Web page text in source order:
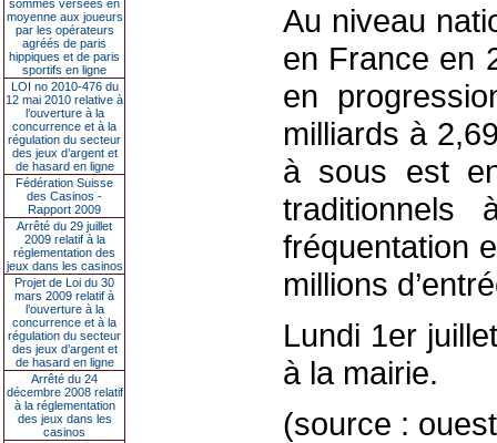
sommes versées en
moyenne aux joueurs
par les opérateurs
agréés de paris
hippiques et de paris
sportifs en ligne
LOI no 2010-476 du
12 mai 2010 relative à
l’ouverture à la
concurrence et à la
régulation du secteur
des jeux d’argent et
de hasard en ligne
Fédération Suisse
des Casinos -
Rapport 2009
Arrêté du 29 juillet
2009 relatif à la
réglementation des
jeux dans les casinos
Projet de Loi du 30
mars 2009 relatif à
l’ouverture à la
concurrence et à la
régulation du secteur
des jeux d’argent et
de hasard en ligne
Arrêté du 24
décembre 2008 relatif
à la réglementation
des jeux dans les
casinos
Au niveau
en France en
en
milliards à
à sous est
fréquentation
millions
Lundi 1er
à la mairie.
(source :